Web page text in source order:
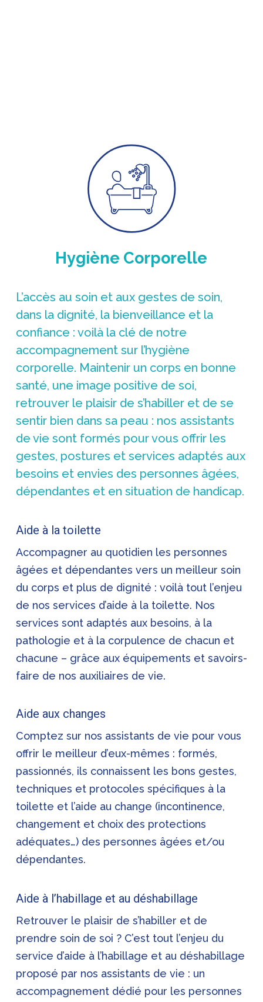
Hygiène Corporelle
L’accès au soin et aux gestes de soin,
dans la dignité, la bienveillance et la
confiance : voilà la clé de notre
accompagnement sur l’hygiène
corporelle. Maintenir un corps en bonne
santé, une image positive de soi,
retrouver le plaisir de s’habiller et de se
sentir bien dans sa peau : nos assistants
de vie sont formés pour vous offrir les
gestes, postures et services adaptés aux
besoins et envies des personnes âgées,
dépendantes et en situation de handicap.
Aide à la toilette
Accompagner au quotidien les personnes
âgées et dépendantes vers un meilleur soin
du corps et plus de dignité : voilà tout l’enjeu
de nos services d’aide à la toilette. Nos
services sont adaptés aux besoins, à la
pathologie et à la corpulence de chacun et
chacune – grâce aux équipements et savoirs-
faire de nos auxiliaires de vie.
Aide aux changes
Comptez sur nos assistants de vie pour vous
offrir le meilleur d’eux-mêmes : formés,
passionnés, ils connaissent les bons gestes,
techniques et protocoles spécifiques à la
toilette et l’aide au change (incontinence,
changement et choix des protections
adéquates…) des personnes âgées et/ou
dépendantes.
Aide à l’habillage et au déshabillage
Retrouver le plaisir de s’habiller et de
prendre soin de soi ? C’est tout l’enjeu du
service d’aide à l’habillage et au déshabillage
proposé par nos assistants de vie : un
accompagnement dédié pour les personnes